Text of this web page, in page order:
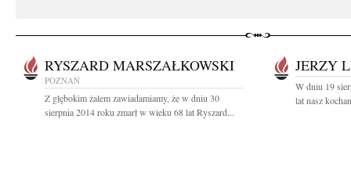
RYSZARD MARSZAŁKOWSKI
POZNAŃ
Z głębokim żalem zawiadamiamy, że w dniu 30
sierpnia 2014 roku zmarł w wieku 68 lat Ryszard...
JERZY
W dniu 19
lat nasz